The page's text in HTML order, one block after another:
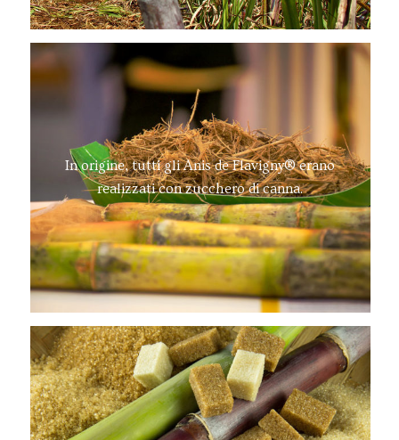
In origine, tutti gli Anis de Flavigny® erano
realizzati con zucchero di canna.